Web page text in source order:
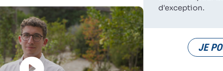
d'exception.
JE